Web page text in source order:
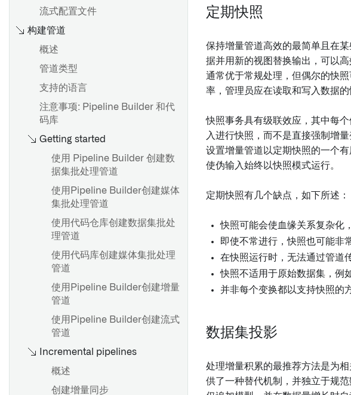
源探索
设置批量同步
设置流式同步
基于文件的同步
媒体集同步
概览
导出任务（旧版）
概述
设置 Webhook
配置参考
HyperAuto V1 常见问题
安装 Palantir Foundry
用程序
安装远程代理
为 4.6C/620/640 安装远程代
理
安装支持包
安装修补包
配置 SLT（SAP Landscape
Transformation Replication
Server）
创建RFC连接
卸载 Palantir Foundry
Connector 2.0 for SAP
Applications 或远程代理
Palantir Foundry Connector
2.0 以 SAP 应用的管理控制台
Palantir Foundry Connector
2.0 以 SAP 应用程序的参数
设置和配置清理任务
授权角色
备份和恢复 Palantir Foundry
Connector 2.0 以用于 SAP 应
流式配置文件
构建管道
概述
管道类型
支持的语言
注意事项: Pipeline Builder 和代
码库
Getting started
使用 Pipeline Builder 创建数
据集批处理管道
使用Pipeline Builder创建媒体
集批处理管道
使用代码仓库创建数据集批处
理管道
使用代码库创建媒体集批处理
管道
使用Pipeline Builder创建增量
管道
使用Pipeline Builder创建流式
管道
Incremental pipelines
概述
创建增量同步
定期快照
保持增量管道高效的最简单且在
据并用新的视图替换输出，可以
通常优于常规处理，但偶尔的快
率，管理员应在读取和写入数据的
快照事务具有级联效应，其中每
入进行快照，而不是直接强制增
设置增量管道以定期快照的一个
使伪输入始终以快照模式运行。
定期快照有几个缺点，如下所述：
快照可能会使血缘关系复杂化
即使不常进行，快照也可能非
在快照运行时，无法通过管道
快照不适用于原始数据集，例
并非每个变换都以支持快照的
数据集投影
处理增量积累的最推荐方法是为
供了一种替代机制，并独立于规